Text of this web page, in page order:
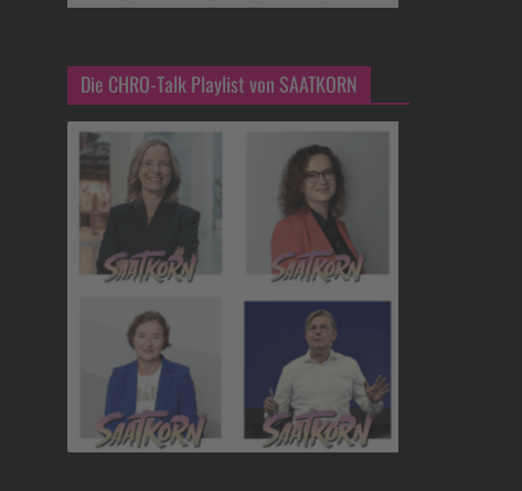
Die CHRO-Talk Playlist von SAATKORN